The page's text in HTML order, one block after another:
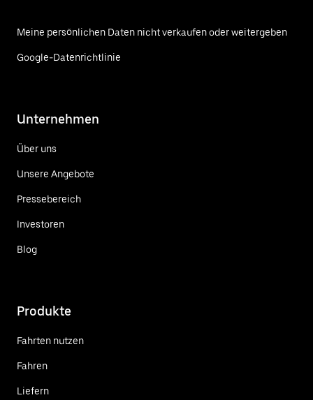
Meine persönlichen Daten nicht verkaufen oder weitergeben
Google-Datenrichtlinie
Unternehmen
Über uns
Unsere Angebote
Pressebereich
Investoren
Blog
Produkte
Fahrten nutzen
Fahren
Liefern